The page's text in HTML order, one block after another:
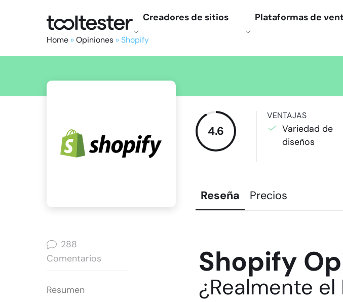
Tooltester Creadores de sitios Plataformas de
Home»Opiniones »Shopify
4.6
VENTAJAS
Variedad de
diseños
Reseña Precios
288
Comentarios
Resumen
Shopify
¿Realmente